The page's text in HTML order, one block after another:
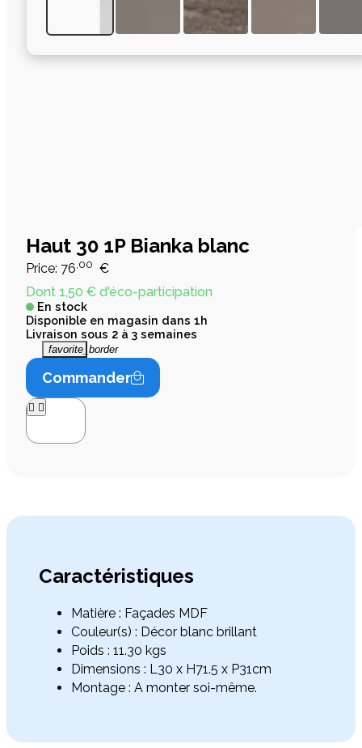
Haut 30 1P Bianka blanc
Price: 76 ,00 €
Dont 1,50 € d'éco-participation
En stock
Disponible en magasin dans 1h
Livraison sous 2 à 3 semaines
favorite_border
Commander
 
Caractéristiques
Matière : Façades MDF
Couleur(s) : Décor blanc brillant
Poids : 11.30 kgs
Dimensions : L30 x H71.5 x P31cm
Montage : A monter soi-même.